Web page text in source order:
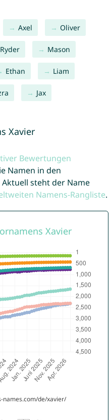
Axel Oliver
Ryder Mason
Ethan Liam
Jax
Xavier
Bewertungen
Namen in den
steht der Name
Namens-Rangliste.